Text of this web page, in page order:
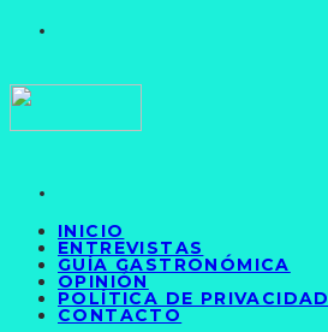
INICIO
ENTREVISTAS
GUÍA GASTRONÓMICA
OPINIÓN
POLÍTICA DE PRIVACIDAD
CONTACTO